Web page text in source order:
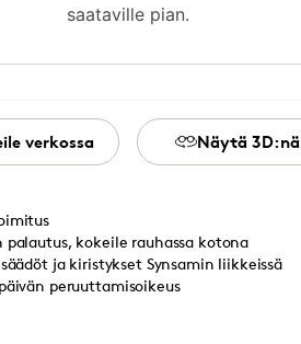
saataville pian.
verkossa Näytä 3D:nä
palautus, kokeile rauhassa kotona
ja kiristykset Synsamin liikkeissä
peruuttamisoikeus